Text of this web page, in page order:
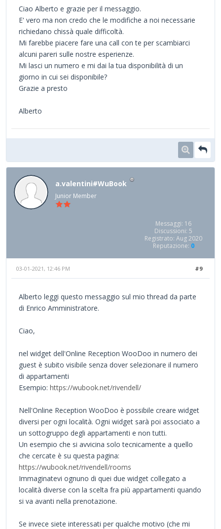
Ciao Alberto e grazie per il messaggio.
E' vero ma non credo che le modifiche a noi necessarie
richiedano chissà quale difficoltà.
Mi farebbe piacere fare una call con te per scambiarci
alcuni pareri sulle nostre esperienze.
Mi lasci un numero e mi dai la tua disponibilità di un
giorno in cui sei disponibile?
Grazie a presto
Alberto
a.valentini#WuBook
Junior Member
Messaggi: 16
Discussioni: 5
Registrato: Aug 2020
Reputazione: 0
#9
03-01-2021, 12:46 PM
Alberto leggi questo messaggio sul mio thread da parte
di Enrico Amministratore.
Ciao,
nel widget dell'Online Reception WooDoo in numero dei
guest è subito visibile senza dover selezionare il numero
di appartamenti
Esempio: https://wubook.net/rivendell/
Nell'Online Reception WooDoo è possibile creare widget
diversi per ogni località. Ogni widget sarà poi associato a
un sottogruppo degli appartamenti e non tutti.
Un esempio che si avvicina solo tecnicamente a quello
che cercate è su questa pagina:
https://wubook.net/rivendell/rooms
Immaginatevi ognuno di quei due widget collegato a
località diverse con la scelta fra più appartamenti quando
si va avanti nella prenotazione.
Se invece siete interessati per qualche motivo (che mi